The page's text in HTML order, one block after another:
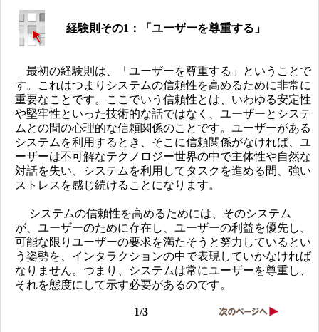
経験則その1：「ユーザーを尊重する」
最初の経験則は、「ユーザーを尊重する」ということで
す。これはつまりシステムの信頼性を高めるために非常に
重要なことです。ここでいう信頼性とは、いわゆる安定性
や堅牢性といった技術的な話ではなく、ユーザーとシステ
ムとの間の心理的な信頼関係のことです。ユーザーがある
システムを利用するとき、そこに信頼関係がなければ、ユ
ーザーは不可解なテクノロジー世界の中で主体性や自然な
対話を失い、システムを利用してタスクを進める間、強い
ストレスを感じ続けることになります。
システムの信頼性を高めるためには、そのシステム
が、ユーザーのために存在し、ユーザーの利益を優先し、
可能な限りユーザーの要求を満たそうと努力しているとい
う姿勢を、インタラクションの中で表現していかなければ
なりません。つまり、システムは常にユーザーを尊重し、
それを態度にして示す必要があるのです。
1/3